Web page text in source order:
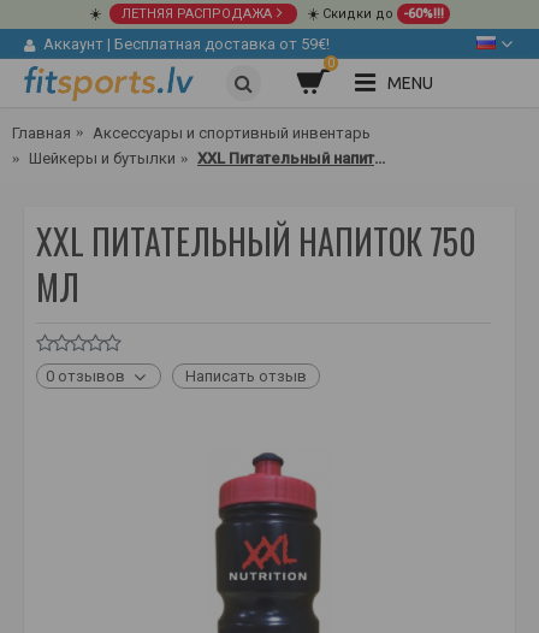
☀️ ЛЕТНЯЯ РАСПРОДАЖА ☀️ Скидки до -60%!!!
Аккаунт | Бесплатная доставка от 59€!
0
MENU
Главная
Аксессуары и спортивный инвентарь
Шейкеры и бутылки
XXL Питательный напиток 750 мл
XXL ПИТАТЕЛЬНЫЙ НАПИТОК 750
МЛ
0 отзывов Написать отзыв